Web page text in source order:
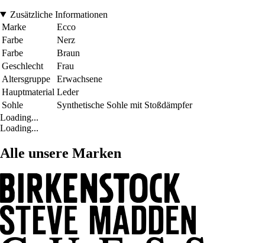
Zusätzliche Informationen
Marke
Ecco
Farbe
Nerz
Farbe
Braun
Geschlecht
Frau
Altersgruppe
Erwachsene
Hauptmaterial Leder
Sohle
Synthetische Sohle mit Stoßdämpfer
Loading...
Loading...
Alle unsere Marken